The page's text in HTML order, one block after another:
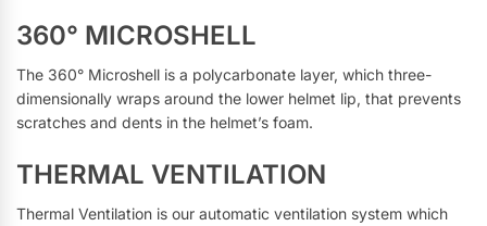
360° MICROSHELL
The 360° Microshell is a polycarbonate layer, which three-
dimensionally wraps around the lower helmet lip, that prevents
scratches and dents in the helmet’s foam.
THERMAL VENTILATION
Thermal Ventilation is our automatic ventilation system which